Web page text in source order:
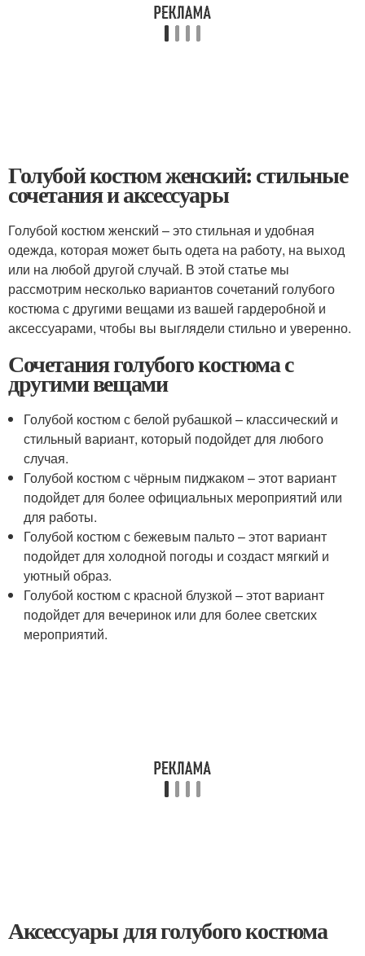
Голубой костюм женский: стильные
сочетания и аксессуары
Голубой костюм женский – это стильная и удобная
одежда, которая может быть одета на работу, на выход
или на любой другой случай. В этой статье мы
рассмотрим несколько вариантов сочетаний голубого
костюма с другими вещами из вашей гардеробной и
аксессуарами, чтобы вы выглядели стильно и уверенно.
Сочетания голубого костюма с
другими вещами
Голубой костюм с белой рубашкой – классический и
стильный вариант, который подойдет для любого
случая.
Голубой костюм с чёрным пиджаком – этот вариант
подойдет для более официальных мероприятий или
для работы.
Голубой костюм с бежевым пальто – этот вариант
подойдет для холодной погоды и создаст мягкий и
уютный образ.
Голубой костюм с красной блузкой – этот вариант
подойдет для вечеринок или для более светских
мероприятий.
Аксессуары для голубого костюма